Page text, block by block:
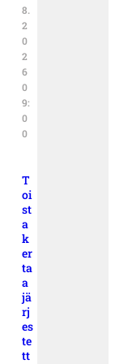
8.
2
0
2
6
0
9:
0
0
T
oi
st
a
k
er
ta
a
jä
rj
es
te
tt